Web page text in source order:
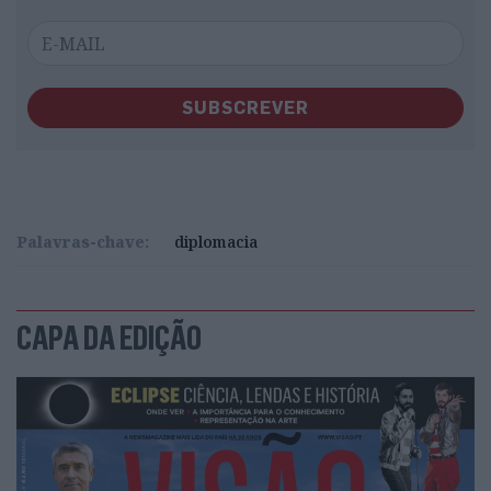
SUBSCREVER
Palavras-chave: diplomacia
CAPA DA EDIÇÃO